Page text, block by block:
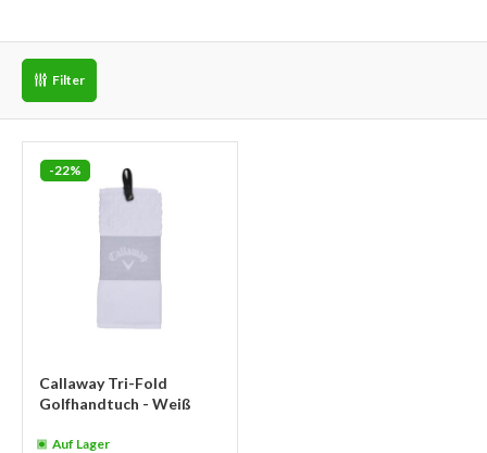
Filter
-22%
Callaway Tri-Fold
Golfhandtuch - Weiß
Auf Lager